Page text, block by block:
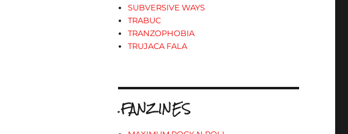
SUBVERSIVE WAYS
TRABUC
TRANZOPHOBIA
TRUJACA FALA
.FANZINES